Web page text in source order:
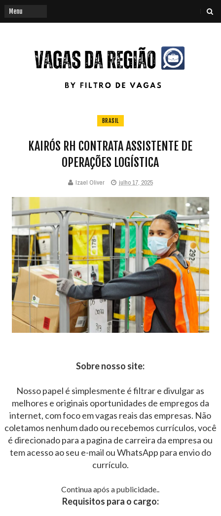
BRASIL
KAIRÓS RH CONTRATA ASSISTENTE DE
OPERAÇÕES LOGÍSTICA
Izael Oliver julho 17, 2025
Sobre nosso site:
Nosso papel é simplesmente é filtrar e divulgar as
melhores e originais oportunidades de empregos da
internet, com foco em vagas reais das empresas. Não
coletamos nenhum dado ou recebemos currículos, você
é direcionado para a pagina de carreira da empresa ou
tem acesso ao seu e-mail ou WhatsApp para envio do
currículo.
Continua após a publicidade..
Requisitos para o cargo: